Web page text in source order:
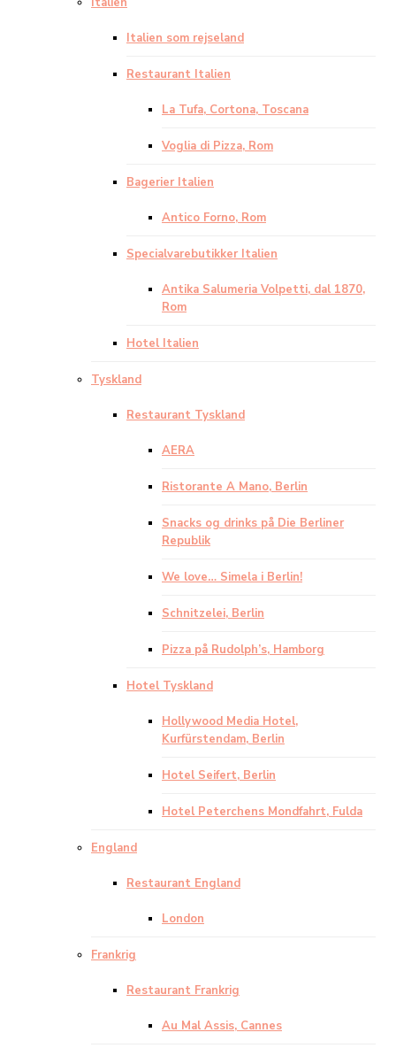
Italien som rejseland
Restaurant Italien
La Tufa, Cortona, Toscana
Voglia di Pizza, Rom
Bagerier Italien
Antico Forno, Rom
Specialvarebutikker Italien
Antika Salumeria Volpetti, dal 1870,
Rom
Hotel Italien
Tyskland
Restaurant Tyskland
AERA
Ristorante A Mano, Berlin
Snacks og drinks på Die Berliner
Republik
We love… Simela i Berlin!
Schnitzelei, Berlin
Pizza på Rudolph’s, Hamborg
Hotel Tyskland
Hollywood Media Hotel,
Kurfürstendam, Berlin
Hotel Seifert, Berlin
Hotel Peterchens Mondfahrt, Fulda
England
Restaurant England
London
Frankrig
Restaurant Frankrig
Au Mal Assis, Cannes